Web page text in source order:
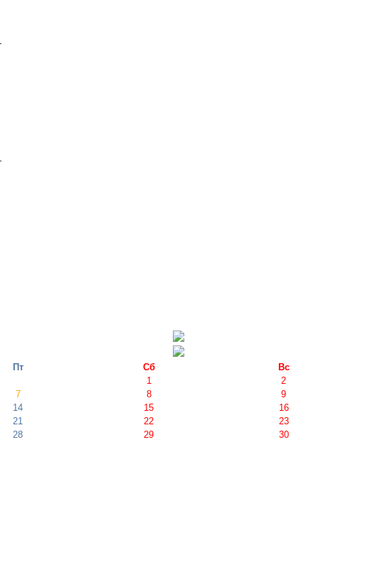
Пт Сб
Вс
1
2
7 8
9
14 15
16
21 22
23
28 29
30